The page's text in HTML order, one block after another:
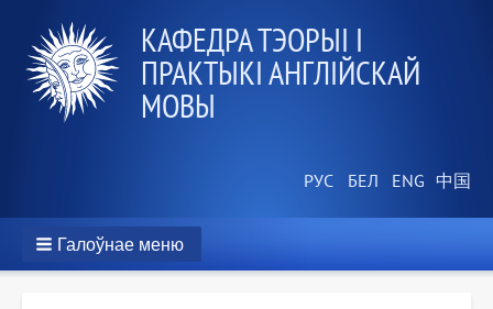
КАФЕДРА ТЭОРЫІ І
ПРАКТЫКІ АНГЛІЙСКАЙ
МОВЫ
Галоўнае меню